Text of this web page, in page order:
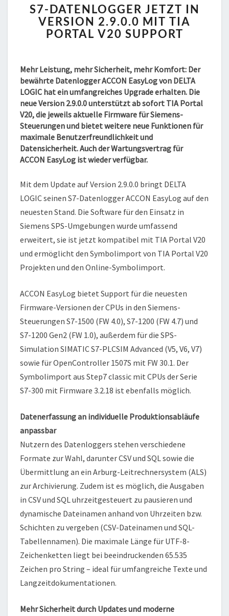
DATENLOGGER
JETZT
IN
MIT
TIA
PORTAL
V20
SUPPORT
S7-DATENLOGGER JETZT IN
VERSION 2.9.0.0 MIT TIA
PORTAL V20 SUPPORT
Mehr Leistung, mehr Sicherheit, mehr Komfort: Der
bewährte Datenlogger ACCON EasyLog von DELTA
LOGIC hat ein umfangreiches Upgrade erhalten. Die
neue Version 2.9.0.0 unterstützt ab sofort TIA Portal
V20, die jeweils aktuelle Firmware für Siemens-
Steuerungen und bietet weitere neue Funktionen für
maximale Benutzerfreundlichkeit und
Datensicherheit. Auch der Wartungsvertrag für
ACCON EasyLog ist wieder verfügbar.
Mit dem Update auf Version 2.9.0.0 bringt DELTA
LOGIC seinen S7-Datenlogger ACCON EasyLog auf den
neuesten Stand. Die Software für den Einsatz in
Siemens SPS-Umgebungen wurde umfassend
erweitert, sie ist jetzt kompatibel mit TIA Portal V20
und ermöglicht den Symbolimport von TIA Portal V20
Projekten und den Online-Symbolimport.
ACCON EasyLog bietet Support für die neuesten
Firmware-Versionen der CPUs in den Siemens-
Steuerungen S7-1500 (FW 4.0), S7-1200 (FW 4.7) und
S7-1200 Gen2 (FW 1.0), außerdem für die SPS-
Simulation SIMATIC S7-PLCSIM Advanced (V5, V6, V7)
sowie für OpenController 1507S mit FW 30.1. Der
Symbolimport aus Step7 classic mit CPUs der Serie
S7-300 mit Firmware 3.2.18 ist ebenfalls möglich.
Datenerfassung an individuelle Produktionsabläufe
anpassbar
Nutzern des Datenloggers stehen verschiedene
Formate zur Wahl, darunter CSV und SQL sowie die
Übermittlung an ein Arburg-Leitrechnersystem (ALS)
zur Archivierung. Zudem ist es möglich, die Ausgaben
in CSV und SQL uhrzeitgesteuert zu pausieren und
dynamische Dateinamen anhand von Uhrzeiten bzw.
Schichten zu vergeben (CSV-Dateinamen und SQL-
Tabellennamen). Die maximale Länge für UTF-8-
Zeichenketten liegt bei beeindruckenden 65.535
Zeichen pro String – ideal für umfangreiche Texte und
Langzeitdokumentationen.
Mehr Sicherheit durch Updates und moderne